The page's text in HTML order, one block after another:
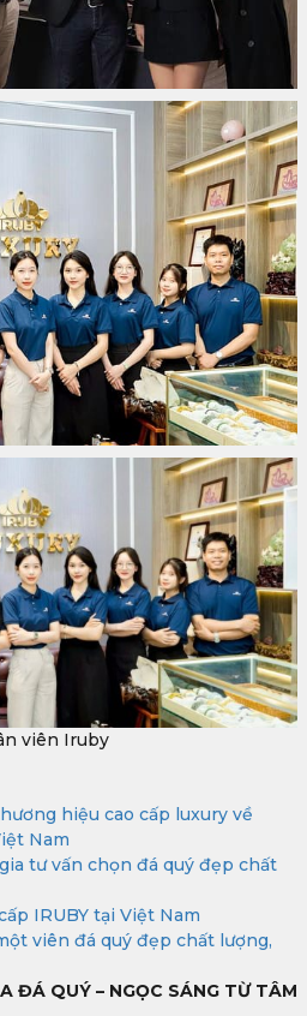
viên Iruby
hiệu cao cấp luxury về
Nam
tư vấn chọn đá quý đẹp chất
IRUBY tại Việt Nam
viên đá quý đẹp chất lượng,
ĐÁ QUÝ – NGỌC SÁNG TỪ TÂM